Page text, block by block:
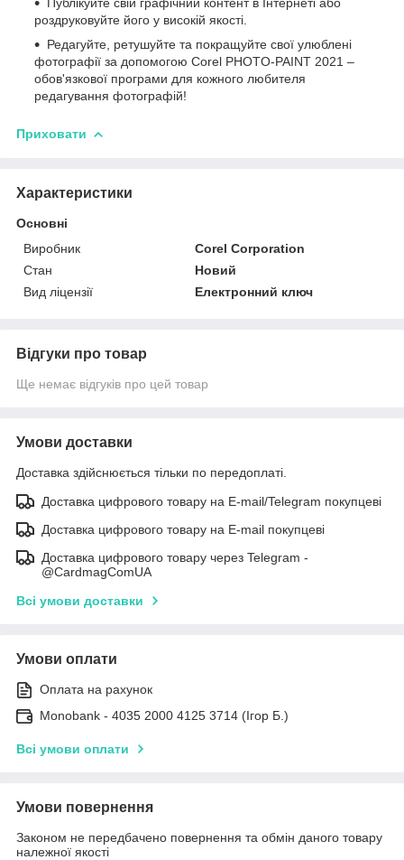
роздруковуйте його у високій якості.
Редагуйте, ретушуйте та покращуйте свої улюблені
фотографії за допомогою Corel PHOTO-PAINT 2021 –
обов'язкової програми для кожного любителя
редагування фотографій!
Приховати
Характеристики
Основні
Виробник
Corel Corporation
Стан
Новий
Вид ліцензії
Електронний ключ
Відгуки про товар
Ще немає відгуків про цей товар
Умови доставки
Доставка здійснюється тільки по передоплаті.
Доставка цифрового товару на E-mail/Telegram покупцеві
Доставка цифрового товару на E-mail покупцеві
Доставка цифрового товару через Telegram -
@CardmagComUA
Всі умови доставки
Умови оплати
Оплата на рахунок
Monobank - 4035 2000 4125 3714 (Ігор Б.)
Всі умови оплати
Умови повернення
Законом не передбачено повернення та обмін даного товару
належної якості